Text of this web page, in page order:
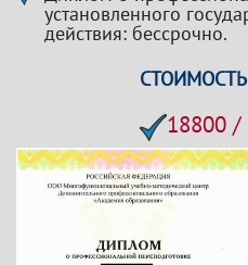
установленного
действия: бессрочно.
18800 /